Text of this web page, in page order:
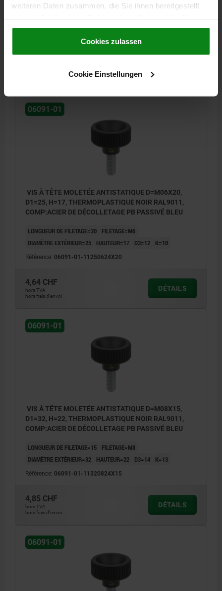
weiteren Daten zusammen, die Sie ihnen bereitgestellt
gesammelt haben.Cookie Richtlinien
Datenschutz|AGB
Cookies zulassen
Cookie Einstellungen
DIAMÈTRE EXTÉRIEUR=25 HAUTEUR=17 D3=12 K=10
06091-01-11250624X15
06091-01
VIS À TÊTE MOLETÉE ANTISTATIQUE D=M06X20,
D1=25, H=17, THERMOPLASTIQUE NOIR RAL9011,
COMP:ACIER DE DÉCOLLETAGE PB PASSIVÉ BLEU
LONGUEUR DE FILETAGE=20
FILETAGE=M6
DIAMÈTRE EXTÉRIEUR=25
HAUTEUR=17 D3=12 K=10
Référence: 06091-01-11250624X20
4,64 CHF
hors TVA
hors frais d’envoi
DÉTAILS
06091-01
VIS À TÊTE MOLETÉE ANTISTATIQUE D=M08X15,
D1=32, H=22, THERMOPLASTIQUE NOIR RAL9011,
COMP:ACIER DE DÉCOLLETAGE PB PASSIVÉ BLEU
LONGUEUR DE FILETAGE=15
FILETAGE=M8
DIAMÈTRE EXTÉRIEUR=32
HAUTEUR=22 D3=14 K=13
Référence: 06091-01-11320824X15
4,85 CHF
hors TVA
hors frais d’envoi
DÉTAILS
06091-01